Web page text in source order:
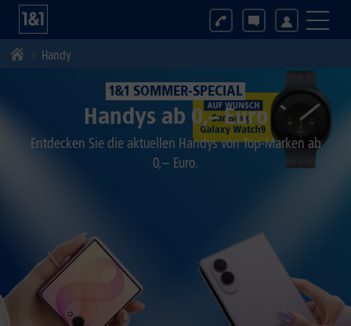
Handy
1&1 SOMMER-SPECIAL
Handys ab 0,– Euro
Entdecken Sie die aktuellen Handys von Top-Marken ab
0,− Euro.